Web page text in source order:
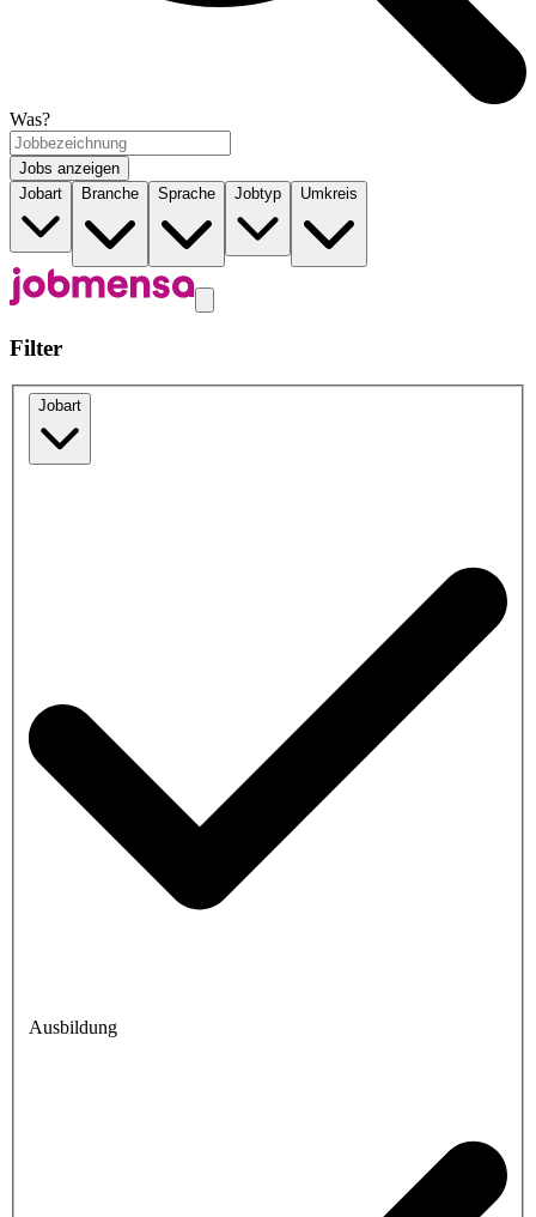
Was?
Jobs anzeigen
Jobart
Branche Sprache Jobtyp Umkreis
Filter
Jobart
Ausbildung